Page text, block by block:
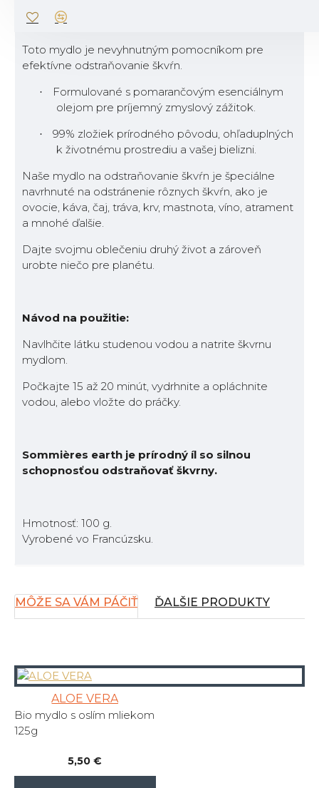
obohatené o Terre de Sommières a pomarančový
esenciálny olej.
Toto mydlo je nevyhnutným pomocníkom pre
efektívne odstraňovanie škvŕn.
·
Formulované s pomarančovým esenciálnym
olejom pre príjemný zmyslový zážitok.
·
99% zložiek prírodného pôvodu, ohľaduplných
k životnému prostrediu a vašej bielizni.
Naše mydlo na odstraňovanie škvŕn je špeciálne
navrhnuté na odstránenie rôznych škvŕn, ako je
ovocie, káva, čaj, tráva, krv, mastnota, víno, atrament
a mnohé ďalšie.
Dajte svojmu oblečeniu druhý život a zároveň
urobte niečo pre planétu.
Návod na použitie:
Navlhčite látku studenou vodou a natrite škvrnu
mydlom.
Počkajte 15 až 20 minút, vydrhnite a opláchnite
vodou, alebo vložte do práčky.
Sommières earth je prírodný íl so silnou
schopnosťou odstraňovať škvrny.
Hmotnosť: 100 g.
Vyrobené vo Francúzsku.
MÔŽE SA VÁM PÁČIŤ ĎALŠIE PRODUKTY
ALOE VERA
Bio mydlo s oslím mliekom
125g
5,50 €